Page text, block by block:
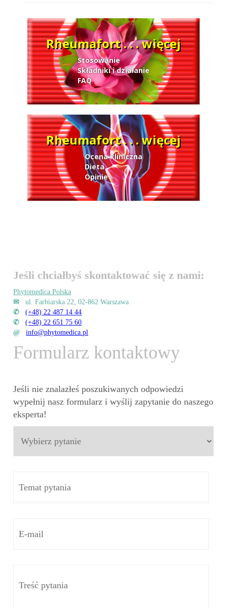
Rheumafort . . . więcej
Stosowanie
Składniki i działanie
FAQ
Rheumafort . . . więcej
Ocena kliniczna
Dieta
Opinie
Jeśli chciałbyś skontaktować się z nami:
Phytomedica Polska
✉
ul. Farbiarska 22, 02-862 Warszawa
✆
(+48) 22 487 14 44
✆
(+48) 22 651 75 60
@
info@phytomedica.pl
Formularz kontaktowy
Jeśli nie znalazłeś poszukiwanych odpowiedzi
wypełnij nasz formularz i wyślij zapytanie do naszego
eksperta!